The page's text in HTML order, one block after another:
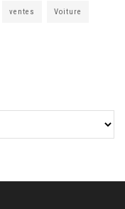
ventes Voiture